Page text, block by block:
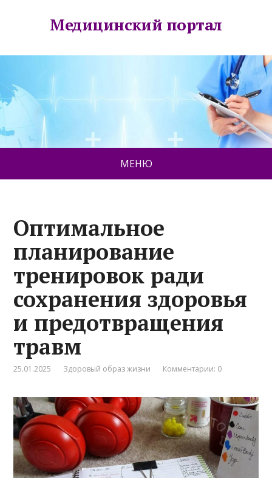
Медицинский портал
МЕНЮ
Оптимальное
планирование
тренировок ради
сохранения здоровья
и предотвращения
травм
25.01.2025 Здоровый образ жизни Комментарии: 0